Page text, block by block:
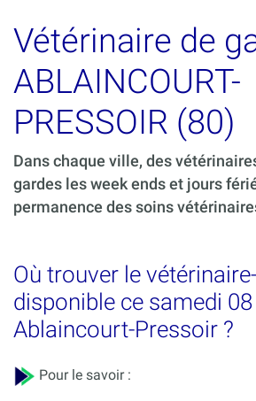
Vétérinaire de
ABLAINCOURT-
PRESSOIR (80)
Dans chaque ville, des
gardes les week ends et jours
permanence des soins
Où trouver le
disponible ce samedi
Ablaincourt-Pressoir ?
Pour le savoir :